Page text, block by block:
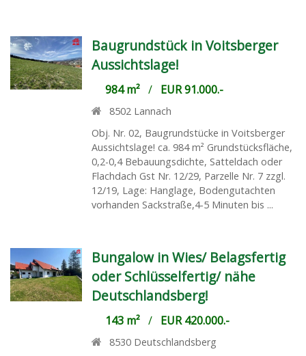
Baugrundstück in Voitsberger
Aussichtslage!
984 m²/ EUR 91.000.-
8502 Lannach
Obj. Nr. 02, Baugrundstücke in Voitsberger
Aussichtslage! ca. 984 m² Grundstücksfläche,
0,2-0,4 Bebauungsdichte, Satteldach oder
Flachdach Gst Nr. 12/29, Parzelle Nr. 7 zzgl.
12/19, Lage: Hanglage, Bodengutachten
vorhanden Sackstraße,4-5 Minuten bis ...
Bungalow in Wies/ Belagsfertig
oder Schlüsselfertig/ nähe
Deutschlandsberg!
143 m²/ EUR 420.000.-
8530 Deutschlandsberg